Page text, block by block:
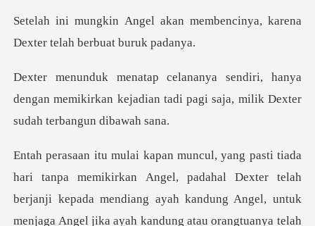
an membencinya, karena
Dexte
anya
dengan memikirkan kejadian tadi pagi sa
irkan Angel, padahal Dexter telah
berjanji kepada mendiang ayah kandung